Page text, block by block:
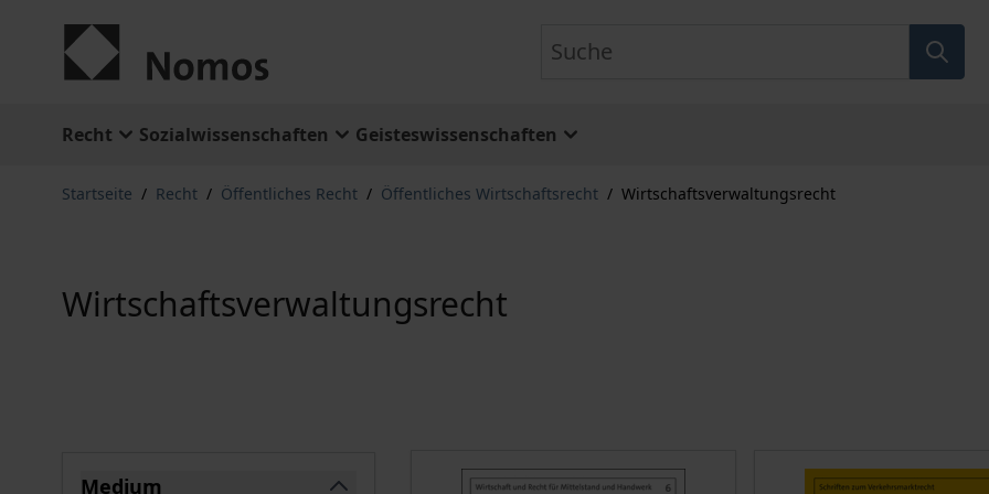
Recht Sozialwissenschaften Geisteswissenschaften
Startseite / Recht / Öffentliches Recht / Öffentliches Wirtschaftsrecht / Wirtschaftsverwaltungsrecht
Wirtschaftsverwaltungsrecht
Medium